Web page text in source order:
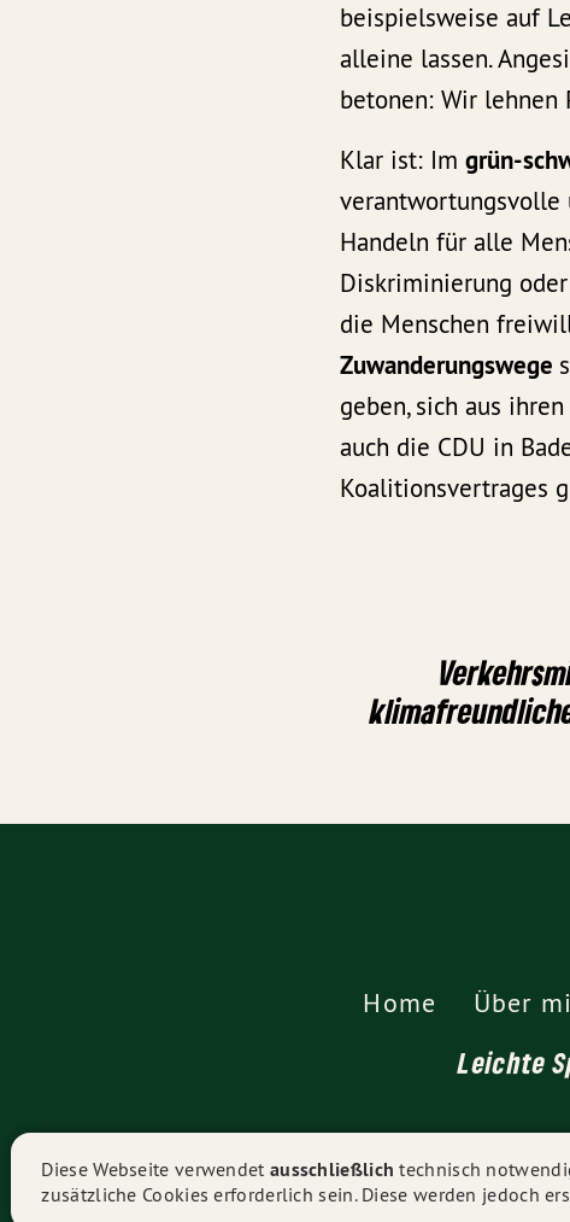
beispielsweise auf
alleine lassen.
betonen: Wir lehnen
Klar ist: Imgrün-
verantwortungsvolle
Handeln für alle
Diskriminierung
die Menschen
Zuwanderungswege
geben, sich aus
auch die CDU in
Koalitionsvertrages
Home Über
Leichte
Diese Webseite verwendet ausschließlich technisch
zusätzliche Cookies erforderlich sein. Diese werden jedoch